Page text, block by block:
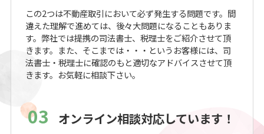
この2つは不動産取引において必ず発生する問題です。間
違えた理解で進めては、後々大問題になることもありま
す。弊社では提携の司法書士、税理士をご紹介させて頂
きます。また、そこまでは・・・というお客様には、司
法書士・税理士に確認のもと適切なアドバイスさせて頂
きます。お気軽に相談下さい。
03 オンライン相談対応しています！